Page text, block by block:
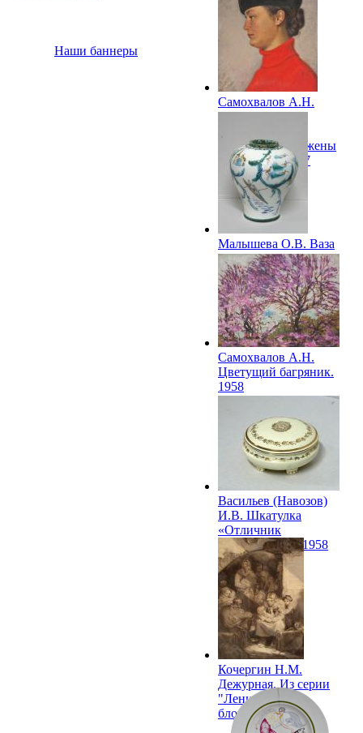
Наши баннеры
Самохвалов А.Н.
Портрет
Самохваловой, жены
художника. 1957
Малышева О.В. Ваза
«Спорт». 1957
Самохвалов А.Н.
Цветущий багряник.
1958
Васильев (Навозов)
И.В. Шкатулка
«Отличник
физкультуры». 1958
Кочергин Н.М.
Дежурная. Из серии
"Ленинград в
блокаде". 1960